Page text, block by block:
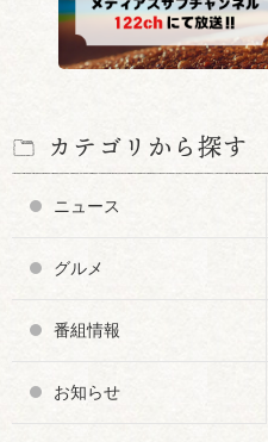
カテゴリから探す
ニュース
グルメ
番組情報
お知らせ